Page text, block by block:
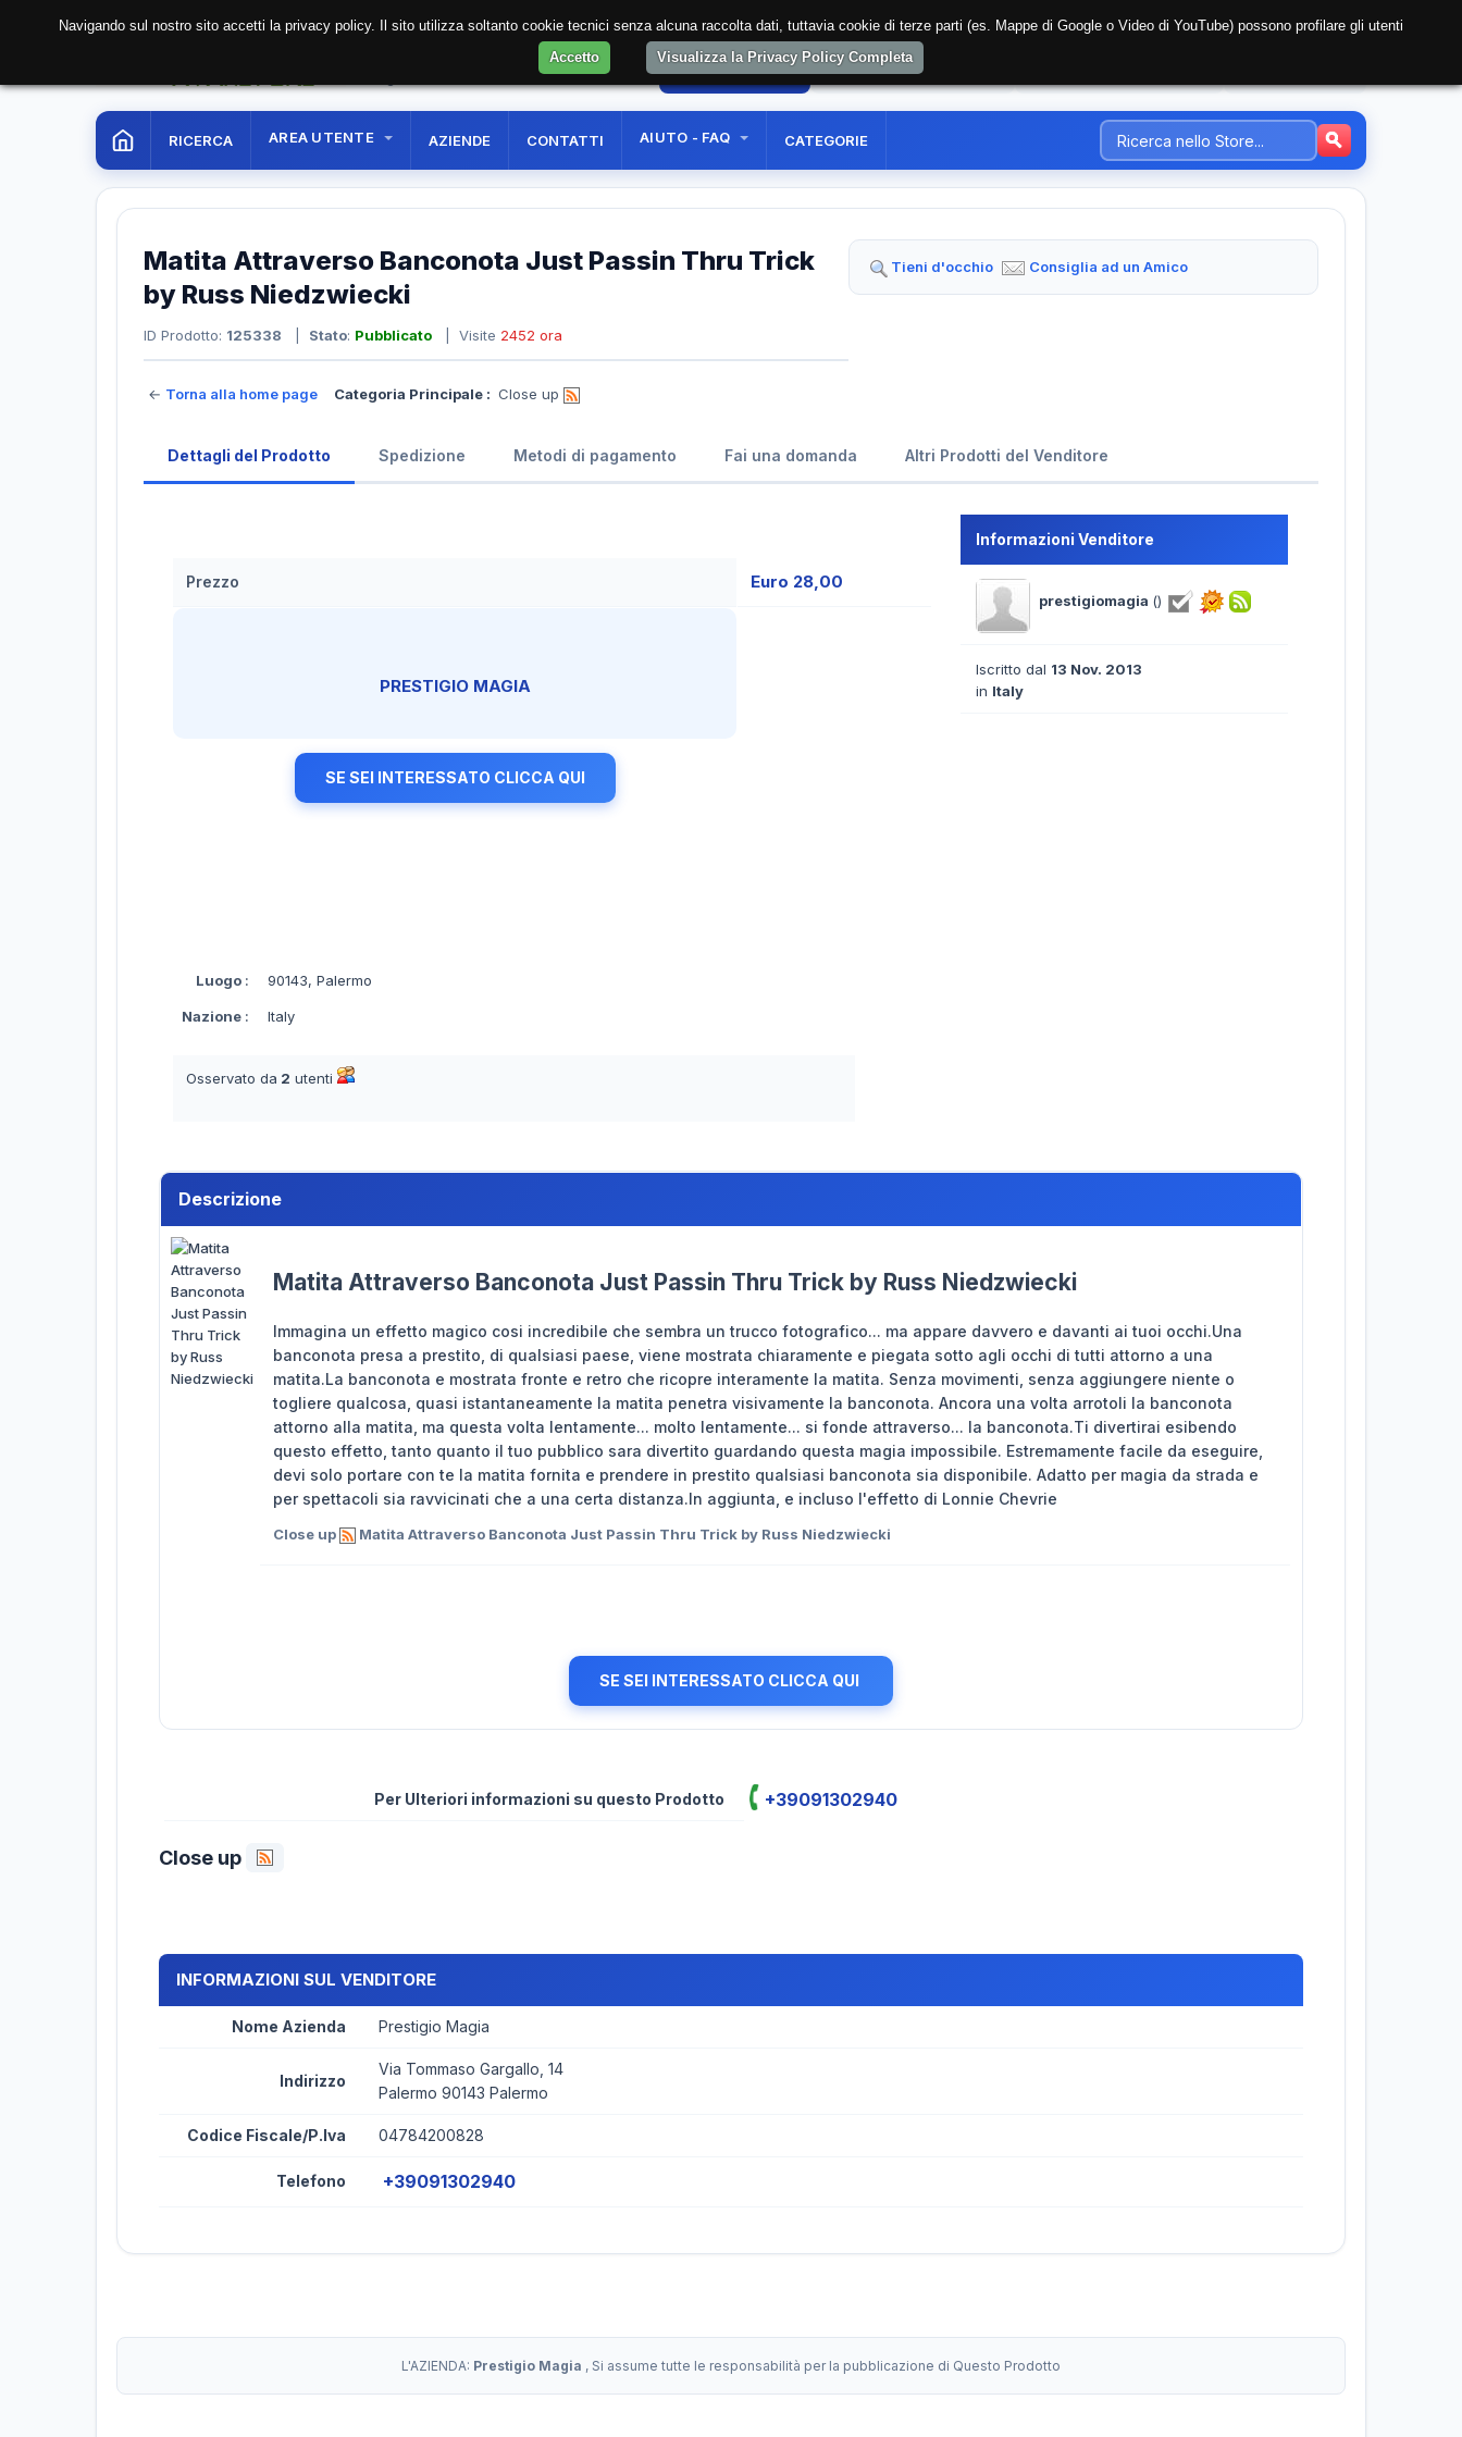
AREA RISERVATA REGISTRAZIONE UTENTE
RICERCA AREA UTENTE AZIENDE CONTATTI AIUTO - FAQ CATEGORIE
Matita Attraverso Banconota Just Passin Thru Trick
by Russ Niedzwiecki
ID Prodotto: 125338 Stato: Pubblicato | Visite 2452 ora
← Torna alla home page Categoria Principale : Close up
Tieni d'occhio Consiglia ad un Amico
Dettagli del Prodotto Spedizione Metodi di pagamento Fai una domanda Altri Prodotti del Venditore
Prezzo Euro 28,00
PRESTIGIO MAGIA
SE SEI INTERESSATO CLICCA QUI
Luogo : 90143, Palermo
Nazione : Italy
Osservato da 2 utenti
Informazioni Venditore
prestigiomagia ()
Iscritto dal 13 Nov. 2013
in Italy
Descrizione
Matita Attraverso Banconota Just Passin Thru Trick by Russ Niedzwiecki
Immagina un effetto magico cosi incredibile che sembra un trucco fotografico... ma appare davvero e davanti ai tuoi occhi.Una
banconota presa a prestito, di qualsiasi paese, viene mostrata chiaramente e piegata sotto agli occhi di tutti attorno a una
matita.La banconota e mostrata fronte e retro che ricopre interamente la matita. Senza movimenti, senza aggiungere niente o
togliere qualcosa, quasi istantaneamente la matita penetra visivamente la banconota. Ancora una volta arrotoli la banconota
attorno alla matita, ma questa volta lentamente... molto lentamente... si fonde attraverso... la banconota.Ti divertirai esibendo
questo effetto, tanto quanto il tuo pubblico sara divertito guardando questa magia impossibile. Estremamente facile da eseguire,
devi solo portare con te la matita fornita e prendere in prestito qualsiasi banconota sia disponibile. Adatto per magia da strada e
per spettacoli sia ravvicinati che a una certa distanza.In aggiunta, e incluso l'effetto di Lonnie Chevrie
Close up Matita Attraverso Banconota Just Passin Thru Trick by Russ Niedzwiecki
SE SEI INTERESSATO CLICCA QUI
Per Ulteriori informazioni su questo Prodotto +39091302940
Close up
INFORMAZIONI SUL VENDITORE
Nome Azienda Prestigio Magia
Indirizzo
Via Tommaso Gargallo, 14
Palermo 90143 Palermo
Codice Fiscale/P.Iva 04784200828
Telefono +39091302940
L'AZIENDA: Prestigio Magia , Si assume tutte le responsabilità per la pubblicazione di Questo Prodotto
Navigando sul nostro sito accetti la privacy policy. Il sito utilizza soltanto cookie tecnici senza alcuna raccolta dati, tuttavia cookie di terze parti (es. Mappe di Google o Video di YouTube) possono profilare gli utenti
Accetto
Visualizza la Privacy Policy Completa